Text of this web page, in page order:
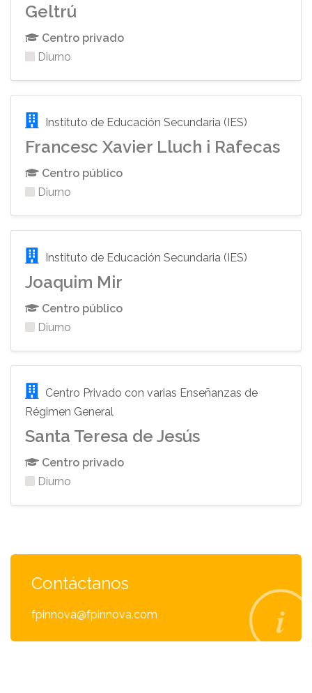
Geltrú
Centro privado
Diurno
Instituto de Educación Secundaria (IES)
Francesc Xavier Lluch i Rafecas
Centro público
Diurno
Instituto de Educación Secundaria (IES)
Joaquim Mir
Centro público
Diurno
Centro Privado con varias Enseñanzas de
Régimen General
Santa Teresa de Jesús
Centro privado
Diurno
Contáctanos
fpinnova@fpinnova.com